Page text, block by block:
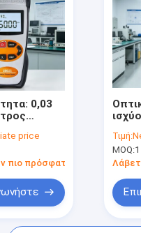
εμείς
0,03
price
πιο πρόσφατη τιμή
850/
Τιμή:
MOQ:1